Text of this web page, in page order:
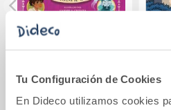
Tu Configuración de Cookies
En Dideco utilizamos cookies
Coral
17,95€